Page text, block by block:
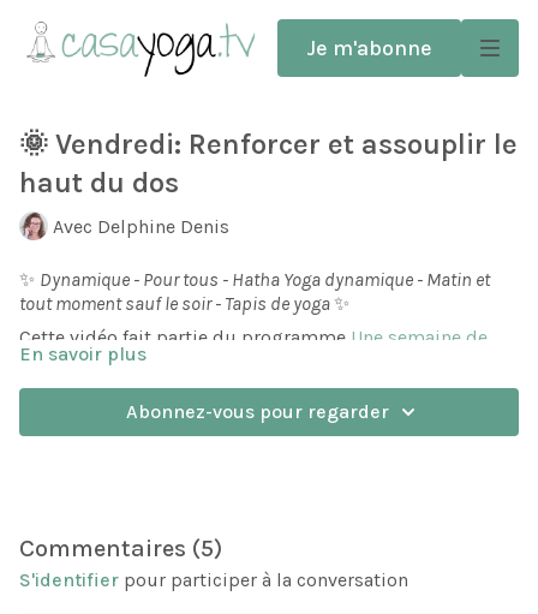
Je m'abonne
🌞 Vendredi: Renforcer et assouplir le
haut du dos
Avec Delphine Denis
✨ Dynamique - Pour tous - Hatha Yoga dynamique - Matin et
tout moment sauf le soir - Tapis de yoga✨
Cette vidéo fait partie du programme Une semaine de
Yoga pour mon dos
Dans cette séance de Yoga spécial dos, renforcez le haut
du dos, et trouvez plus d'espace dans la cage thoracique.
En savoir plus
Abonnez-vous pour regarder
Commentaires (5)
S'identifier pour participer à la conversation